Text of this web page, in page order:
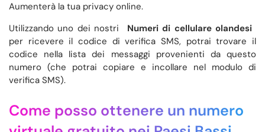
Aumenterà la tua privacy online.
Utilizzando uno dei nostri
Numeri di cellulare olandesi
per ricevere il codice di verifica SMS, potrai trovare il
codice nella lista dei messaggi provenienti da questo
numero (che potrai copiare e incollare nel modulo di
verifica SMS).
Come posso ottenere un numero